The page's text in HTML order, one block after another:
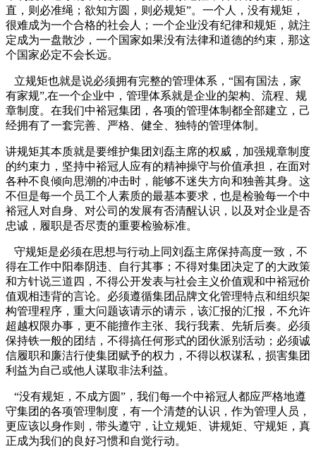
直，则必准绳；欲知方圆，则必规矩”。一个人，没有规矩，
很难成为一个合格的社会人；一个企业没有纪律和规矩，就注
定成为一盘散沙，一个国家如果没有法律和道德的约束，那这
个国家必定不会长远。
立规矩也就是说必须拥有完整的管理体系，“国有国法，家
有家规”,在一个企业中，管理体系就是企业的架构、流程、规
章制度。在我们中裕冠集团，各项的管理体制都全部建立，己
经拥有了一套完善、严格、健全、独特的管理体制。
讲规矩其本质就是要维护集团刘磊主席的权威，加强规章制度
的约束力，坚持中裕冠人应有的精神操守与价值承担，在面对
各种不良倾向思潮的冲击时，能够不迷失方向和独善其身。这
不但是每一个员工个人素质的最基本要求，也是检验每一个中
裕冠人对自身、对公司的发展有否清醒认识，以及对企业是否
忠诚，履职是否尽责的重要检验标准。
守规矩是必须在思想与行动上同刘磊主席保持高度一致，不
得在工作中阳奉阴违、自行其事；不得对集团决定了的大政策
和方针说三道四，不得公开发表与社会主义价值观和中裕冠价
值观相违背的言论。必须遵循集团品牌文化管理特点和组织架
构管理程序，重大问题该请示的请示，该汇报的汇报，不允许
超越权限办事，更不能擅作主张、我行我素、先斩后奏。必须
保持铁一般的团结，不得搞任何形式的团伙派别活动；必须诚
信履职和廉洁行使集团赋予的权力，不得以权谋私，损害集团
利益为自己或他人谋取非法利益。
“没有规矩，不成方圆”，我们每一个中裕冠人都应严格地遵
守集团的各项管理制度，有一个清楚的认识，作为管理人员，
更应该以身作则，带头遵守，让立规矩、讲规矩、守规矩，真
正成为我们的良好习惯和自觉行动。